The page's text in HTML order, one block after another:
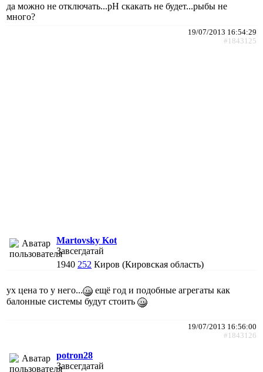
да можно не отключать...рН скакать не будет...рыбы не
много?
19/07/2013 16:54:29
#1843125
Martovsky Kot
Завсегдатай
1940 252 Киров (Кировская область)
ух цена то у него...
ещё год и подобные агрегаты как
балонные системы будут стоить
19/07/2013 16:56:00
#1843126
potron28
Завсегдатай